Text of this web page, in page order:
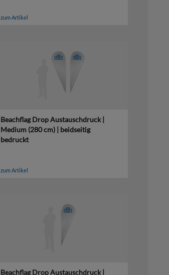
zum Artikel
Beachflag Drop Austauschdruck |
Medium (280 cm) | beidseitig
bedruckt
zum Artikel
Beachflag Drop Austauschdruck |